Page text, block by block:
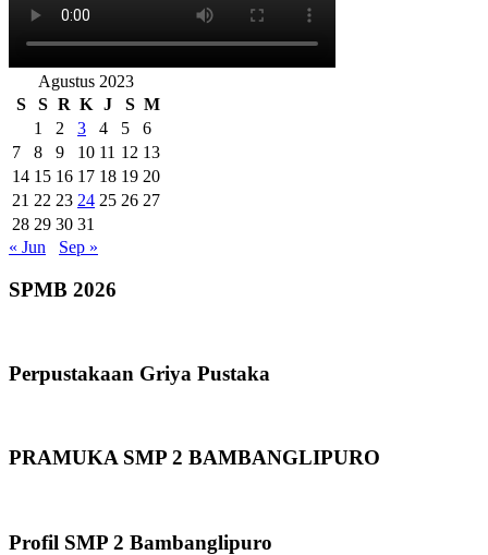
Agustus 2023
S
S R K J S M
1
2 3 4 5
6
7
8 9 10 11 12 13
14 15 16 17 18 19 20
21 22 23 24 25 26 27
28 29 30 31
« Jun
Sep »
SPMB 2026
Perpustakaan Griya Pustaka
PRAMUKA SMP 2 BAMBANGLIPURO
Profil SMP 2 Bambanglipuro